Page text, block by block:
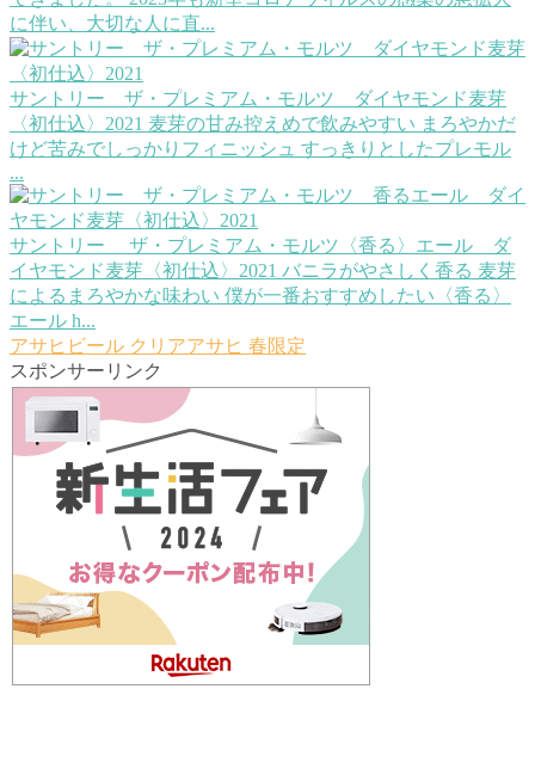
に伴い、大切な人に直...
サントリー ザ・プレミアム・モルツ ダイヤモンド麦芽
〈初仕込〉2021 麦芽の甘み控えめで飲みやすい まろやかだ
けど苦みでしっかりフィニッシュ すっきりとしたプレモル
...
サントリー ザ・プレミアム・モルツ〈香る〉エール ダ
イヤモンド麦芽〈初仕込〉2021 バニラがやさしく香る 麦芽
によるまろやかな味わい 僕が一番おすすめしたい〈香る〉
エール h...
アサヒビール クリアアサヒ 春限定
スポンサーリンク